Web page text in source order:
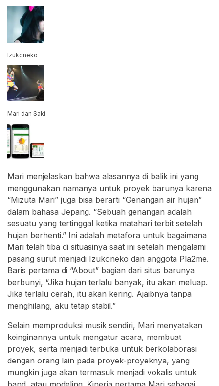
Izukoneko
Mari dan Saki
Mari menjelaskan bahwa alasannya di balik ini yang
menggunakan namanya untuk proyek barunya karena
“Mizuta Mari” juga bisa berarti “Genangan air hujan”
dalam bahasa Jepang. “Sebuah genangan adalah
sesuatu yang tertinggal ketika matahari terbit setelah
hujan berhenti.” Ini adalah metafora untuk bagaimana
Mari telah tiba di situasinya saat ini setelah mengalami
pasang surut menjadi Izukoneko dan anggota Pla2me.
Baris pertama di “About” bagian dari situs barunya
berbunyi, “Jika hujan terlalu banyak, itu akan meluap.
Jika terlalu cerah, itu akan kering. Ajaibnya tanpa
menghilang, aku tetap stabil.”
Selain memproduksi musik sendiri, Mari menyatakan
keinginannya untuk mengatur acara, membuat
proyek, serta menjadi terbuka untuk berkolaborasi
dengan orang lain pada proyek-proyeknya, yang
mungkin juga akan termasuk menjadi vokalis untuk